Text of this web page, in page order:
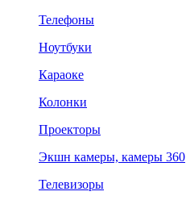
Телефоны
Ноутбуки
Караоке
Колонки
Проекторы
Экшн камеры, камеры 360
Телевизоры